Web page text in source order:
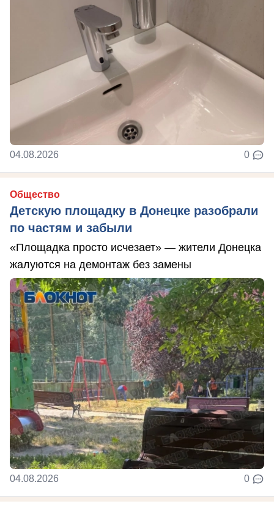
04.08.2026 0
Общество
Детскую площадку в Донецке разобрали
по частям и забыли
«Площадка просто исчезает» — жители Донецка
жалуются на демонтаж без замены
04.08.2026 0